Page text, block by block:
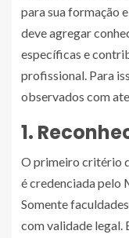
para sua formação
deve agregar
específicas e
profissional. Para
observados com
1.
O primeiro critério
é credenciada pelo
Somente
com validade legal.